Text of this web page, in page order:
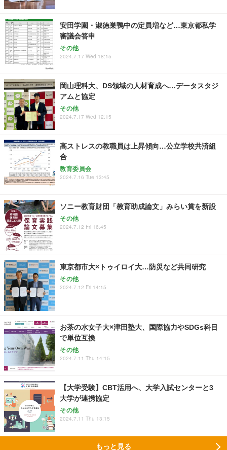
安田学園・淑徳巣鴨中の定員増など…東京都私学
審議会答申
その他
2024.7.17 Wed 18:15
岡山理科大、DS領域の人材育成へ…データスタジ
アムと協定
その他
2024.7.17 Wed 12:15
高ストレスの教職員は上昇傾向…公立学校共済組
合
教育委員会
2024.7.16 Tue 13:45
ソニー教育財団「教育助成論文」みらい賞を新設
その他
2024.7.12 Fri 16:45
東京都市大×トゥイロイ大…防災など共同研究
その他
2024.7.12 Fri 14:15
お茶の水女子大×津田塾大、国際協力やSDGs科目
で単位互換
その他
2024.7.11 Thu 14:15
【大学受験】CBT活用へ、大学入試センターと3
大学が連携協定
その他
2024.7.11 Thu 13:15
もっと見る